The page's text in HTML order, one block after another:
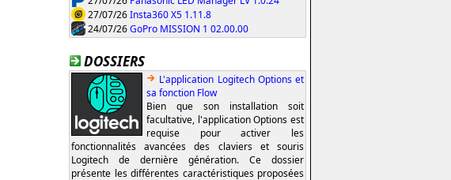
27/07/26Insta360 X5 1.11.8
24/07/26GoPro MISSION 1 02.00.00
DOSSIERS
L'application Logitech Options et
sa fonction Flow
Bien que son installation soit
facultative, l'application Options est
requise pour activer les
fonctionnalités avancées des claviers et souris
Logitech de dernière génération. Ce dossier
présente les différentes caractéristiques proposées